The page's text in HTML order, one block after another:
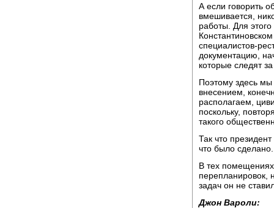
А если говорить
вмешивается,
работы. Для
специалистов-
документацию,
которые следят
Поэтому здесь мы
внесением,
располагаем,
поскольку,
такого
Так что
что было
В тех помещениях
перепланировок,
задач он не
Джон Вароли: